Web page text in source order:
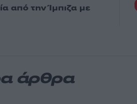
από την Ίμπιζα με
άρθρα